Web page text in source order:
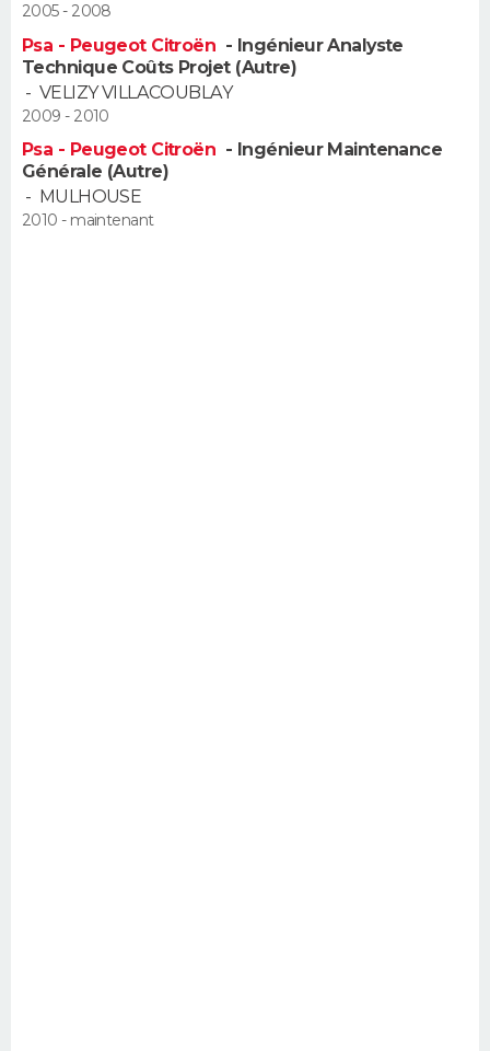
2005 - 2008
Psa - Peugeot Citroën - Ingénieur Analyste
Technique Coûts Projet (Autre)
- VELIZY VILLACOUBLAY
2009 - 2010
Psa - Peugeot Citroën - Ingénieur Maintenance
Générale (Autre)
- MULHOUSE
2010 - maintenant